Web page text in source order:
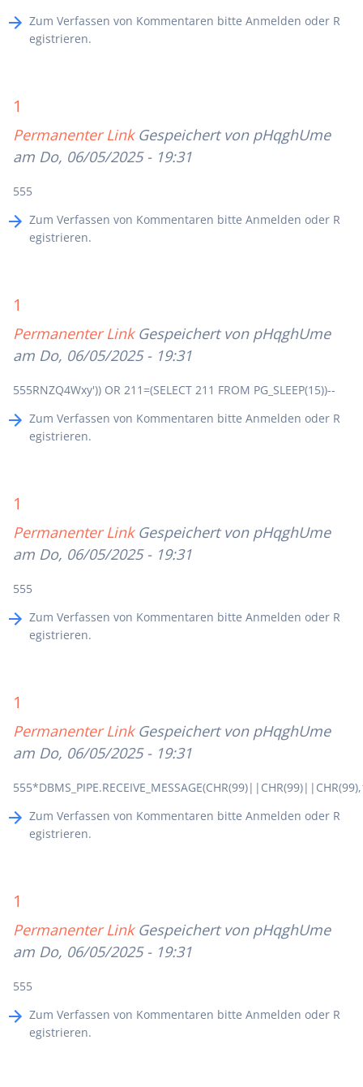
Zum Verfassen von Kommentaren bitte Anmelden oder R
egistrieren.
1
Permanenter Link Gespeichert von pHqghUme
am Do, 06/05/2025 - 19:31
555
Zum Verfassen von Kommentaren bitte Anmelden oder R
egistrieren.
1
Permanenter Link Gespeichert von pHqghUme
am Do, 06/05/2025 - 19:31
555RNZQ4Wxy')) OR 211=(SELECT 211 FROM PG_SLEEP(15))--
Zum Verfassen von Kommentaren bitte Anmelden oder R
egistrieren.
1
Permanenter Link Gespeichert von pHqghUme
am Do, 06/05/2025 - 19:31
555
Zum Verfassen von Kommentaren bitte Anmelden oder R
egistrieren.
1
Permanenter Link Gespeichert von pHqghUme
am Do, 06/05/2025 - 19:31
Zum Verfassen von Kommentaren bitte Anmelden oder R
egistrieren.
1
Permanenter Link Gespeichert von pHqghUme
am Do, 06/05/2025 - 19:31
555
Zum Verfassen von Kommentaren bitte Anmelden oder R
egistrieren.